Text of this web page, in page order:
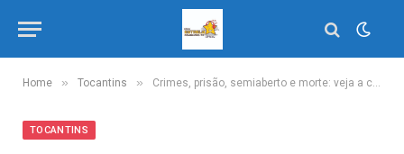
Home » Tocantins » Crimes, prisão, semiaberto e morte: veja a cronologia do caso de padrasto e enteada carbonizados
TOCANTINS